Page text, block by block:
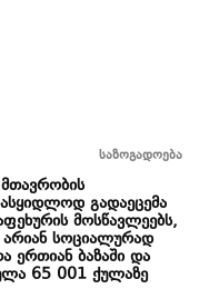
საზოგადოება
გადაეცემა
მოსწავლეებს,
სოციალურად
ერთიან ბაზაში და
65 001 ქულაზე